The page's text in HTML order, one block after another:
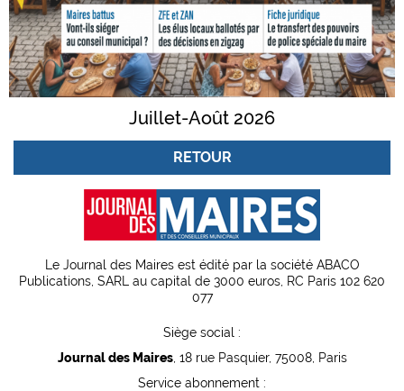
Juillet-Août 2026
RETOUR
Le Journal des Maires est édité par la société ABACO
Publications, SARL au capital de 3000 euros, RC Paris 102 620
077
Siège social :
Journal des Maires, 18 rue Pasquier, 75008, Paris
Service abonnement :